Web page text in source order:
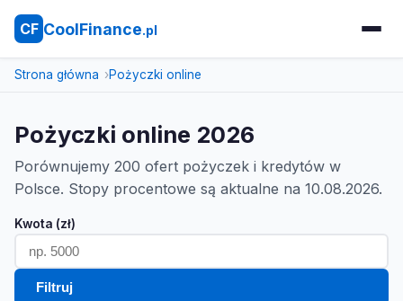
CF CoolFinance.pl
Strona główna Pożyczki online
Pożyczki online 2026
Porównujemy 200 ofert pożyczek i kredytów w
Polsce. Stopy procentowe są aktualne na 10.08.2026.
Kwota (zł)
Filtruj